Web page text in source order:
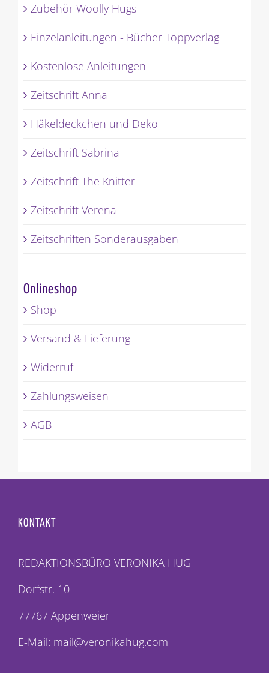
Zubehör Woolly Hugs
Einzelanleitungen - Bücher Toppverlag
Kostenlose Anleitungen
Zeitschrift Anna
Häkeldeckchen und Deko
Zeitschrift Sabrina
Zeitschrift The Knitter
Zeitschrift Verena
Zeitschriften Sonderausgaben
Onlineshop
Shop
Versand & Lieferung
Widerruf
Zahlungsweisen
AGB
KONTAKT
REDAKTIONSBÜRO VERONIKA HUG
Dorfstr. 10
77767 Appenweier
E-Mail: mail@veronikahug.com